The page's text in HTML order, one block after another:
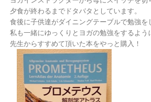
夕食が終わるまでドタバタとしています。
食後に子供達がダイニングテーブルで勉強を
私も一緒にゆっくりとヨガの勉強をするよう
先生からすすめて頂いた本をやっと購入！